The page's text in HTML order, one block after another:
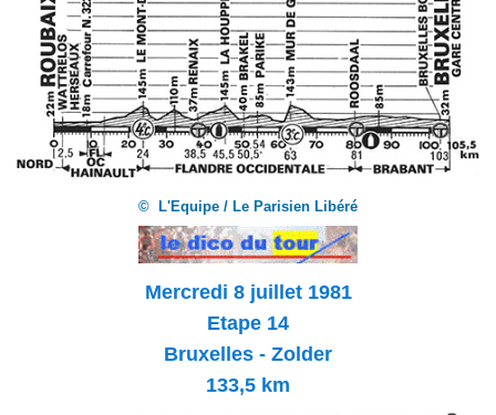
© L'Equipe / Le Parisien Libéré
Mercredi 8 juillet 1981
Etape 14
Bruxelles - Zolder
133,5 km